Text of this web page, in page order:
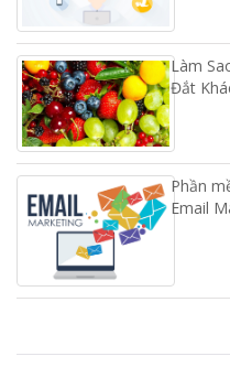
Làm
Đắt
Phần
Email